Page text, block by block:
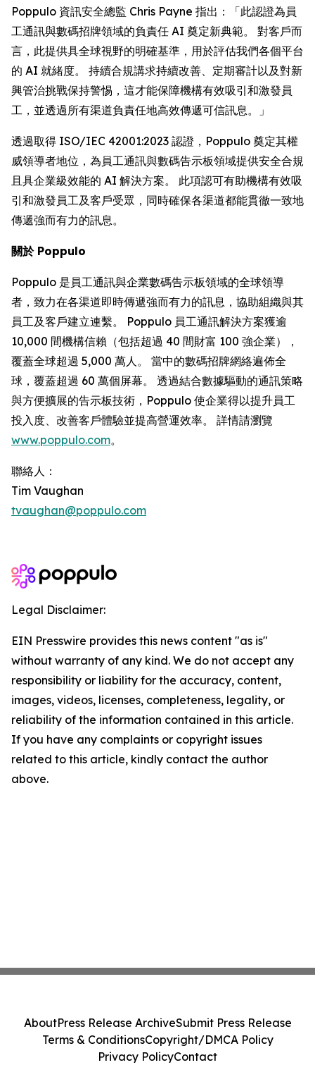
Poppulo 資訊安全總監 Chris Payne 指出：「此認證為員
工通訊與數碼招牌領域的負責任 AI 奠定新典範。 對客戶而
言，此提供具全球視野的明確基準，用於評估我們各個平台
的 AI 就緒度。 持續合規講求持續改善、定期審計以及對新
興管治挑戰保持警惕，這才能保障機構有效吸引和激發員
工，並透過所有渠道負責任地高效傳遞可信訊息。」
透過取得 ISO/IEC 42001:2023 認證，Poppulo 奠定其權
威領導者地位，為員工通訊與數碼告示板領域提供安全合規
且具企業級效能的 AI 解決方案。 此項認可有助機構有效吸
引和激發員工及客戶受眾，同時確保各渠道都能貫徹一致地
傳遞強而有力的訊息。
關於 Poppulo
Poppulo 是員工通訊與企業數碼告示板領域的全球領導
者，致力在各渠道即時傳遞強而有力的訊息，協助組織與其
員工及客戶建立連繫。 Poppulo 員工通訊解決方案獲逾
10,000 間機構信賴（包括超過 40 間財富 100 強企業），
覆蓋全球超過 5,000 萬人。 當中的數碼招牌網絡遍佈全
球，覆蓋超過 60 萬個屏幕。 透過結合數據驅動的通訊策略
與方便擴展的告示板技術，Poppulo 使企業得以提升員工
投入度、改善客戶體驗並提高營運效率。 詳情請瀏覽
www.poppulo.com。
聯絡人：
Tim Vaughan
tvaughan@poppulo.com
Legal Disclaimer:
EIN Presswire provides this news content "as is"
without warranty of any kind. We do not accept any
responsibility or liability for the accuracy, content,
images, videos, licenses, completeness, legality, or
reliability of the information contained in this article.
If you have any complaints or copyright issues
related to this article, kindly contact the author
above.
AboutPress Release ArchiveSubmit Press Release
Terms & ConditionsCopyright/DMCA Policy
Privacy PolicyContact